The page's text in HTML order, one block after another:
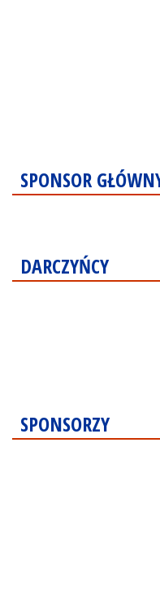
SPONSOR
DARCZYŃCY
SPONSORZY